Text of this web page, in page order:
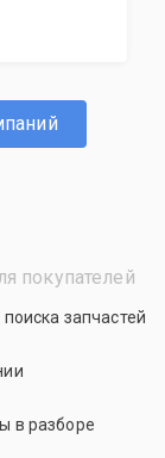
покупателей
запчастей
в разборе